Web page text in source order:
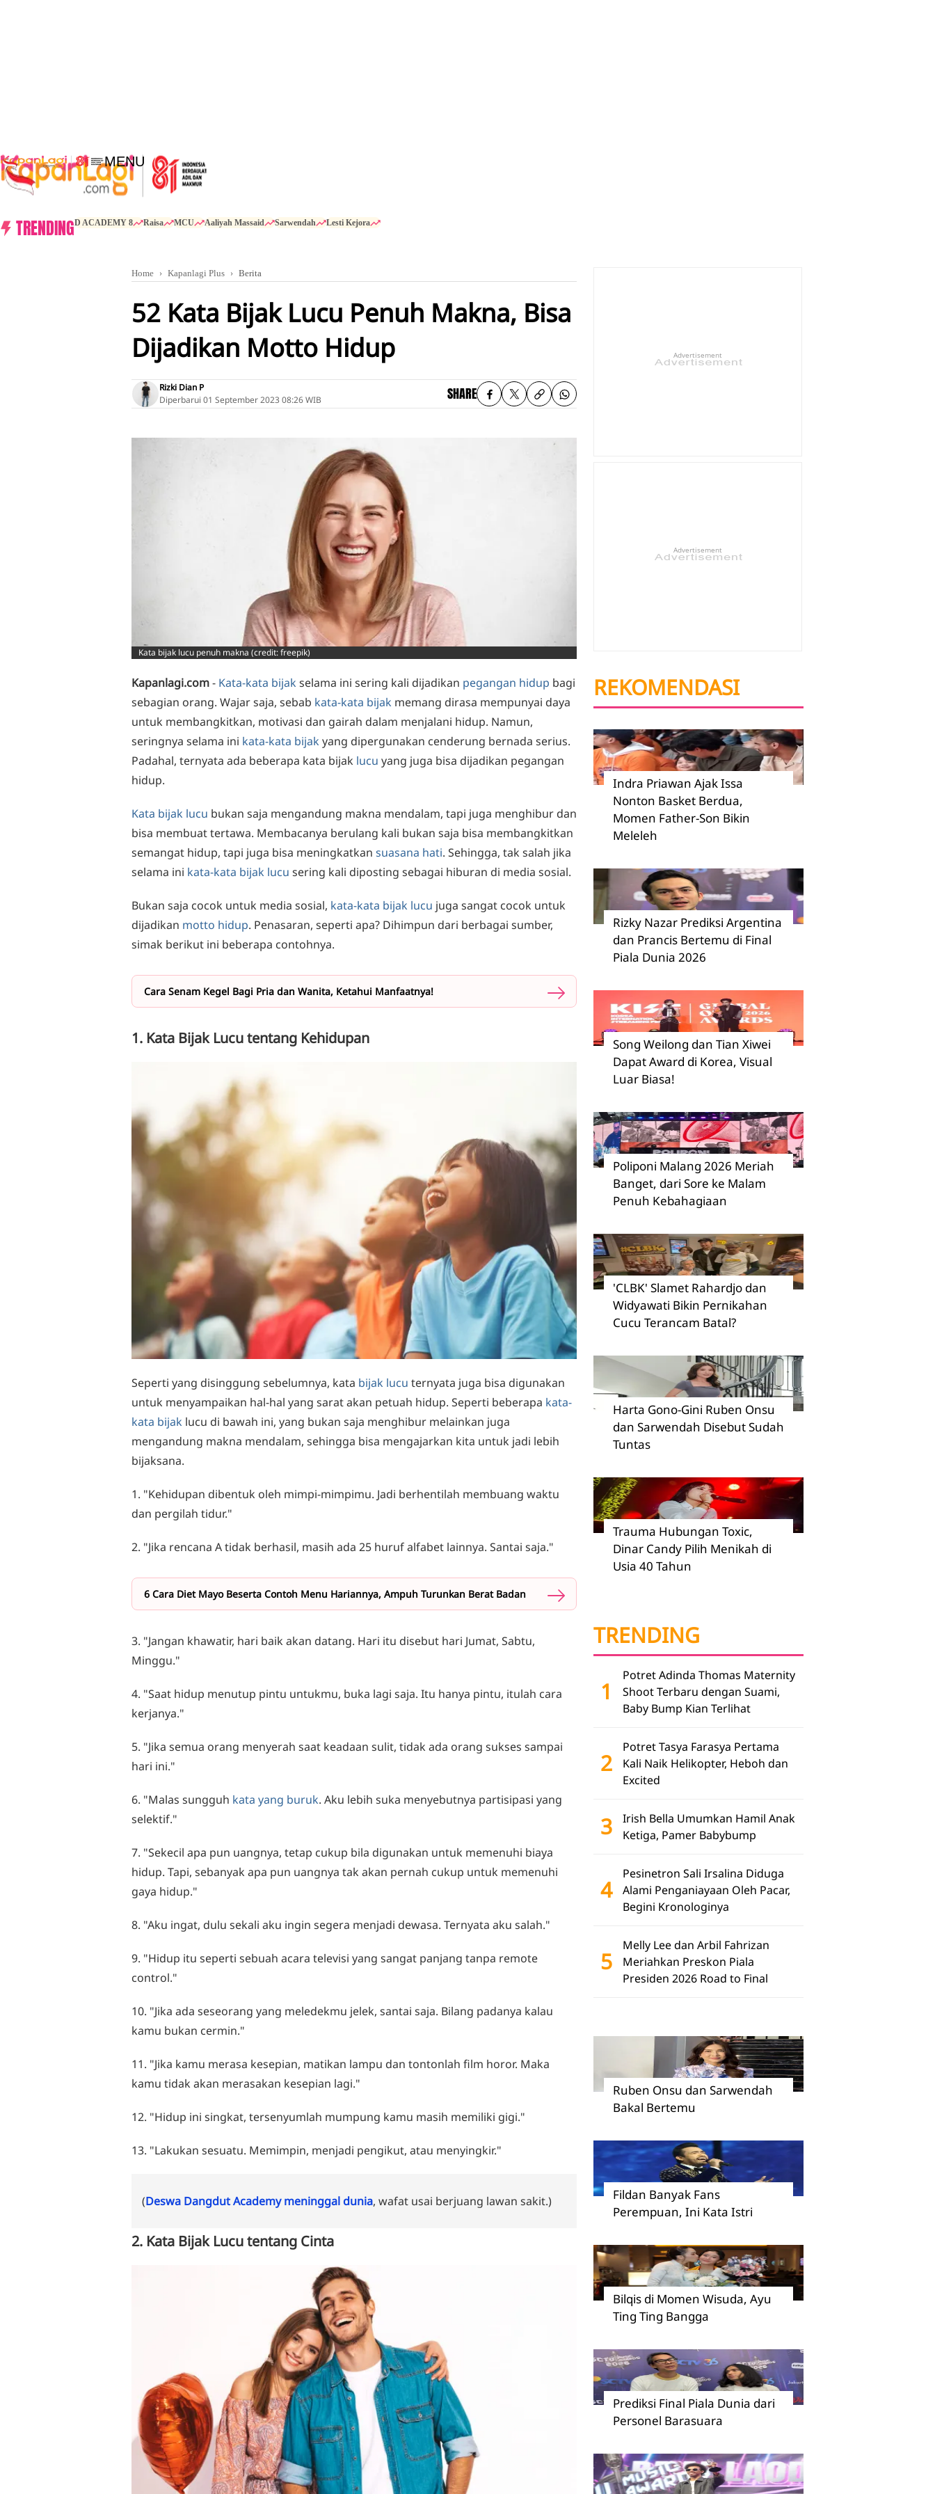
MENU
TRENDINGD ACADEMY 8 Raisa MCU Aaliyah Massaid Sarwendah Lesti Kejora
Home Kapanlagi Plus Berita
52 Kata Bijak Lucu Penuh Makna, Bisa
Dijadikan Motto Hidup
Rizki Dian P
Diperbarui 01 September 2023 08:26 WIB SHARE
Kata bijak lucu penuh makna (credit: freepik)
Kapanlagi.com- Kata-kata bijak selama ini sering kali dijadikan pegangan hidup bagi
sebagian orang. Wajar saja, sebab kata-kata bijak memang dirasa mempunyai daya
untuk membangkitkan, motivasi dan gairah dalam menjalani hidup. Namun,
seringnya selama ini kata-kata bijak yang dipergunakan cenderung bernada serius.
Padahal, ternyata ada beberapa kata bijak lucu yang juga bisa dijadikan pegangan
hidup.
Kata bijak lucu bukan saja mengandung makna mendalam, tapi juga menghibur dan
bisa membuat tertawa. Membacanya berulang kali bukan saja bisa membangkitkan
semangat hidup, tapi juga bisa meningkatkan suasana hati. Sehingga, tak salah jika
selama ini kata-kata bijak lucu sering kali diposting sebagai hiburan di media sosial.
Bukan saja cocok untuk media sosial, kata-kata bijak lucu juga sangat cocok untuk
dijadikan motto hidup. Penasaran, seperti apa? Dihimpun dari berbagai sumber,
simak berikut ini beberapa contohnya.
Cara Senam Kegel Bagi Pria dan Wanita, Ketahui Manfaatnya!
1. Kata Bijak Lucu tentang Kehidupan
Seperti yang disinggung sebelumnya, kata bijak lucu ternyata juga bisa digunakan
untuk menyampaikan hal-hal yang sarat akan petuah hidup. Seperti beberapa kata-
kata bijak lucu di bawah ini, yang bukan saja menghibur melainkan juga
mengandung makna mendalam, sehingga bisa mengajarkan kita untuk jadi lebih
bijaksana.
1. "Kehidupan dibentuk oleh mimpi-mimpimu. Jadi berhentilah membuang waktu
dan pergilah tidur."
2. "Jika rencana A tidak berhasil, masih ada 25 huruf alfabet lainnya. Santai saja."
6 Cara Diet Mayo Beserta Contoh Menu Hariannya, Ampuh Turunkan Berat Badan
3. "Jangan khawatir, hari baik akan datang. Hari itu disebut hari Jumat, Sabtu,
Minggu."
4. "Saat hidup menutup pintu untukmu, buka lagi saja. Itu hanya pintu, itulah cara
kerjanya."
5. "Jika semua orang menyerah saat keadaan sulit, tidak ada orang sukses sampai
hari ini."
6. "Malas sungguh kata yang buruk. Aku lebih suka menyebutnya partisipasi yang
selektif."
7. "Sekecil apa pun uangnya, tetap cukup bila digunakan untuk memenuhi biaya
hidup. Tapi, sebanyak apa pun uangnya tak akan pernah cukup untuk memenuhi
gaya hidup."
8. "Aku ingat, dulu sekali aku ingin segera menjadi dewasa. Ternyata aku salah."
9. "Hidup itu seperti sebuah acara televisi yang sangat panjang tanpa remote
control."
10. "Jika ada seseorang yang meledekmu jelek, santai saja. Bilang padanya kalau
kamu bukan cermin."
11. "Jika kamu merasa kesepian, matikan lampu dan tontonlah film horor. Maka
kamu tidak akan merasakan kesepian lagi."
12. "Hidup ini singkat, tersenyumlah mumpung kamu masih memiliki gigi."
13. "Lakukan sesuatu. Memimpin, menjadi pengikut, atau menyingkir."
(Deswa Dangdut Academy meninggal dunia, wafat usai berjuang lawan sakit.)
2. Kata Bijak Lucu tentang Cinta
Advertisement
Advertisement
REKOMENDASI
Indra Priawan Ajak Issa
Nonton Basket Berdua,
Momen Father-Son Bikin
Meleleh
Rizky Nazar Prediksi Argentina
dan Prancis Bertemu di Final
Piala Dunia 2026
Song Weilong dan Tian Xiwei
Dapat Award di Korea, Visual
Luar Biasa!
Poliponi Malang 2026 Meriah
Banget, dari Sore ke Malam
Penuh Kebahagiaan
'CLBK' Slamet Rahardjo dan
Widyawati Bikin Pernikahan
Cucu Terancam Batal?
Harta Gono-Gini Ruben Onsu
dan Sarwendah Disebut Sudah
Tuntas
Trauma Hubungan Toxic,
Dinar Candy Pilih Menikah di
Usia 40 Tahun
TRENDING
1
Potret Adinda Thomas Maternity
Shoot Terbaru dengan Suami,
Baby Bump Kian Terlihat
2
Potret Tasya Farasya Pertama
Kali Naik Helikopter, Heboh dan
Excited
3
Irish Bella Umumkan Hamil Anak
Ketiga, Pamer Babybump
4
Pesinetron Sali Irsalina Diduga
Alami Penganiayaan Oleh Pacar,
Begini Kronologinya
5
Melly Lee dan Arbil Fahrizan
Meriahkan Preskon Piala
Presiden 2026 Road to Final
Ruben Onsu dan Sarwendah
Bakal Bertemu
Fildan Banyak Fans
Perempuan, Ini Kata Istri
Bilqis di Momen Wisuda, Ayu
Ting Ting Bangga
Prediksi Final Piala Dunia dari
Personel Barasuara